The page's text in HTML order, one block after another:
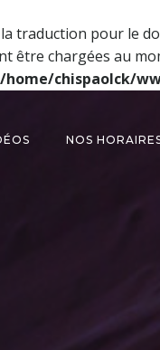
traduction pour le
être chargées au
/home/chispaolck/
NOS